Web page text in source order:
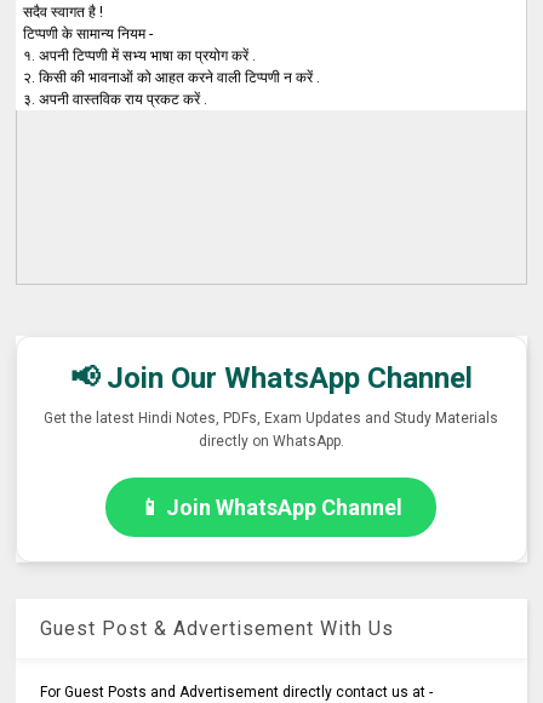
सदैव स्वागत है !
टिप्पणी के सामान्य नियम -
१. अपनी टिप्पणी में सभ्य भाषा का प्रयोग करें .
२. किसी की भावनाओं को आहत करने वाली टिप्पणी न करें .
३. अपनी वास्तविक राय प्रकट करें .
📢 Join Our WhatsApp Channel
Get the latest Hindi Notes, PDFs, Exam Updates and Study Materials
directly on WhatsApp.
📱 Join WhatsApp Channel
Guest Post & Advertisement With Us
For Guest Posts and Advertisement directly contact us at -